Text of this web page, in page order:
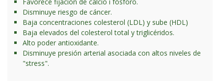
Disminuye riesgo de cáncer.
Baja concentraciones colesterol (LDL) y sube (HDL)
Baja elevados del colesterol total y triglicéridos.
Alto poder antioxidante.
Disminuye presión arterial asociada con altos niveles de
"stress".